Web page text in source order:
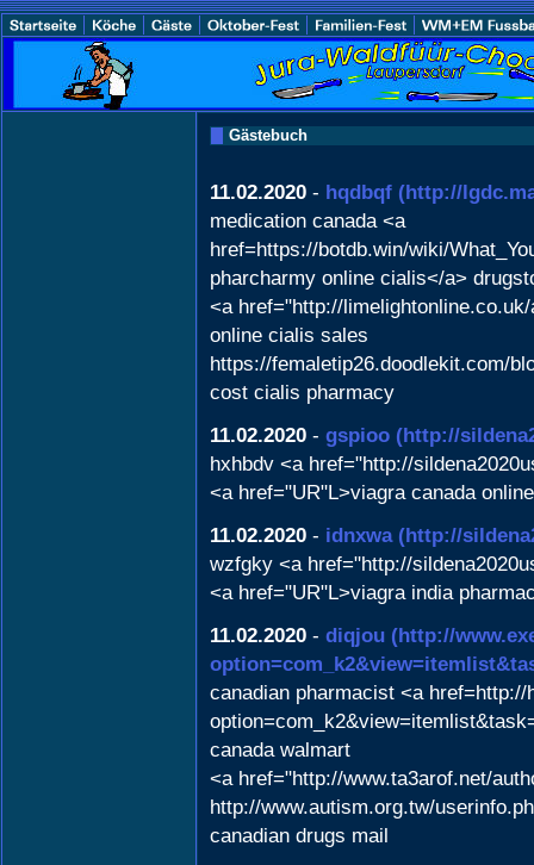
Gästebuch
11.02.2020 - hqdbqf (http://
medication canada <a
href=https://botdb.win/wiki/
pharcharmy online cialis</a>
<a href="http://
online cialis sales
https://femaletip26.doodlekit.com/
cost cialis pharmacy
11.02.2020 - gspioo (http://
hxhbdv <a href="http://
<a href="UR"L>viagra canada
11.02.2020 - idnxwa (http://
wzfgky <a href="http://
<a href="UR"L>viagra india
11.02.2020 - diqjou (http://
canadian pharmacist <a
canada walmart
<a href="http://www.ta3arof.net/
http://www.autism.org.tw/
canadian drugs mail